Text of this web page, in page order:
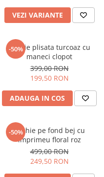
VEZI VARIANTE
-50%
Rochie plisata turcoaz cu
maneci clopot
399,00 RON
199,50 RON
ADAUGA IN COS
-50%
Rochie pe fond bej cu
imprimeu floral roz
499,00 RON
249,50 RON